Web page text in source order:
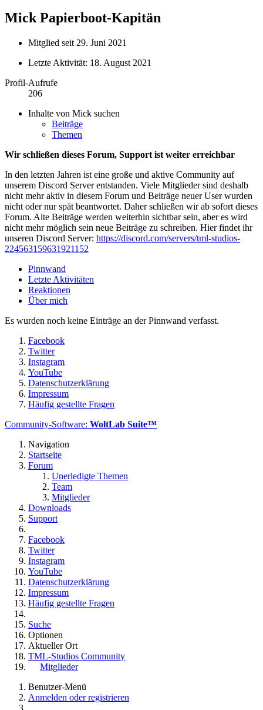
Mick Papierboot-Kapitän
Mitglied seit 29. Juni 2021
Letzte Aktivität: 18. August 2021
Profil-Aufrufe
206
Inhalte von Mick suchen
Beiträge
Themen
Wir schließen dieses Forum, Support ist weiter erreichbar
In den letzten Jahren ist eine große und aktive Community auf
unserem Discord Server entstanden. Viele Mitglieder sind deshalb
nicht mehr aktiv in diesem Forum und Beiträge neuer User wurden
nicht oder nur spät beantwortet. Daher schließen wir ab sofort dieses
Forum. Alte Beiträge werden weiterhin sichtbar sein, aber es wird
nicht mehr möglich sein neue Beiträge zu schreiben. Hier findet ihr
unseren Discord Server: https://discord.com/servers/tml-studios-
224563159631921152
Pinnwand
Letzte Aktivitäten
Reaktionen
Über mich
Es wurden noch keine Einträge an der Pinnwand verfasst.
Facebook
Twitter
Instagram
YouTube
Datenschutzerklärung
Impressum
Häufig gestellte Fragen
Community-Software: WoltLab Suite™
Navigation
Startseite
Forum
Unerledigte Themen
Team
Mitglieder
Downloads
Support
Facebook
Twitter
Instagram
YouTube
Datenschutzerklärung
Impressum
Häufig gestellte Fragen
Suche
Optionen
Aktueller Ort
TML-Studios Community
Mitglieder
Benutzer-Menü
Anmelden oder registrieren